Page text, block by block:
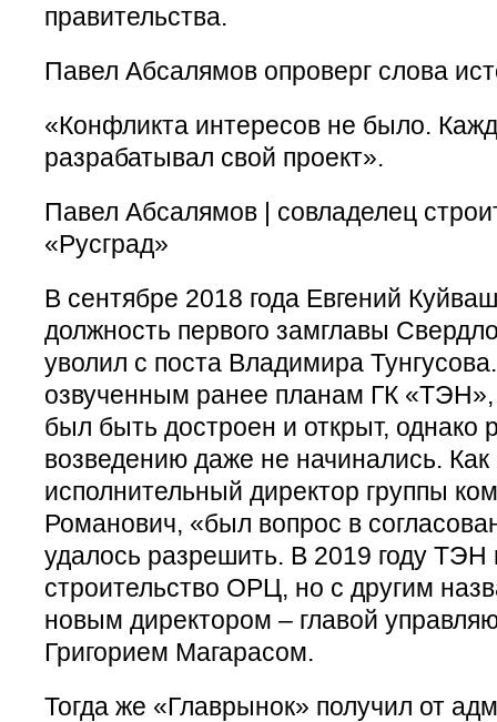
правительства.
Павел Абсалямов опроверг слова
«Конфликта интересов не было.
разрабатывал свой проект».
Павел Абсалямов | совладелец
«Русград»
В сентябре 2018 года Евгений
должность первого замглавы
уволил с поста Владимира
озвученным ранее планам ГК
был быть достроен и открыт, однако
возведению даже не начинались. Как
исполнительный директор группы
Романович, «был вопрос в
удалось разрешить. В 2019 году ТЭН
строительство ОРЦ, но с другим
новым директором – главой
Григорием Магарасом.
Тогда же «Главрынок» получил от